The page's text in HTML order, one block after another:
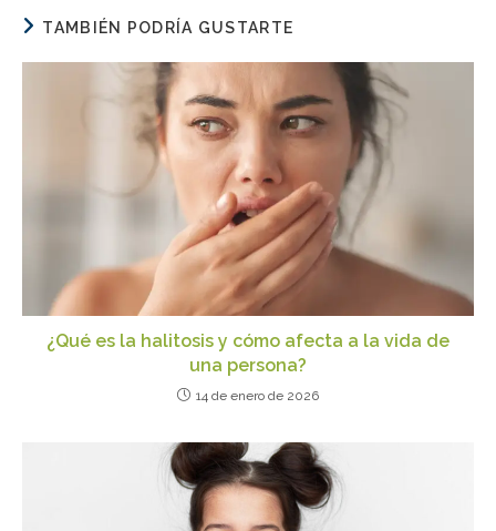
TAMBIÉN PODRÍA GUSTARTE
¿Qué es la halitosis y cómo afecta a la vida de
una persona?
14 de enero de 2026